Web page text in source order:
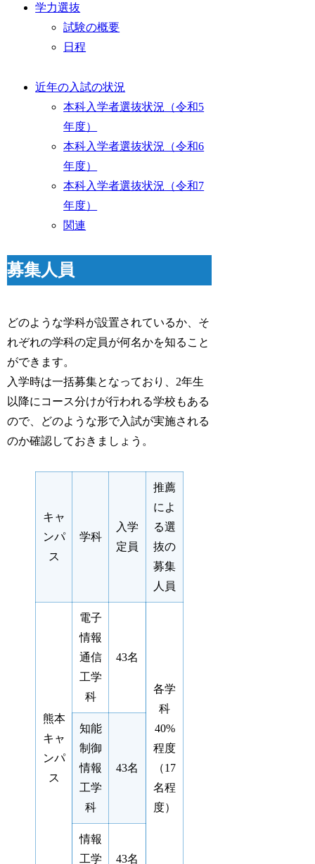
学力選抜
試験の概要
日程
近年の入試の状況
本科入学者選抜状況（令和5
年度）
本科入学者選抜状況（令和6
年度）
本科入学者選抜状況（令和7
年度）
関連
募集人員
どのような学科が設置されているか、そ
れぞれの学科の定員が何名かを知ること
ができます。
入学時は一括募集となっており、2年生
以降にコース分けが行われる学校もある
ので、どのような形で入試が実施される
のか確認しておきましょう。
キャ
ンパ
ス
学科
入学
定員
推薦
によ
る選
抜の
募集
人員
熊本
キャ
ンパ
ス
電子
情報
通信
工学
科
43名
各学
科
40%
程度
（17
名程
度）
知能
制御
情報
工学
科
43名
情報
工学
43名